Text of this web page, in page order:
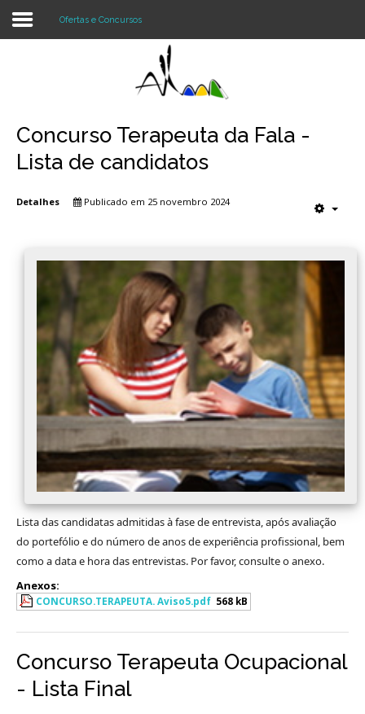
Projetos
Contactos
Ofertas e Concursos
Concurso Terapeuta da Fala -
Lista de candidatos
Detalhes Publicado em 25 novembro 2024
Lista das candidatas admitidas à fase de entrevista, após avaliação
do portefólio e do número de anos de experiência profissional, bem
como a data e hora das entrevistas. Por favor, consulte o anexo.
Anexos:
CONCURSO.TERAPEUTA. Aviso5.pdf 568 kB
Concurso Terapeuta Ocupacional
- Lista Final